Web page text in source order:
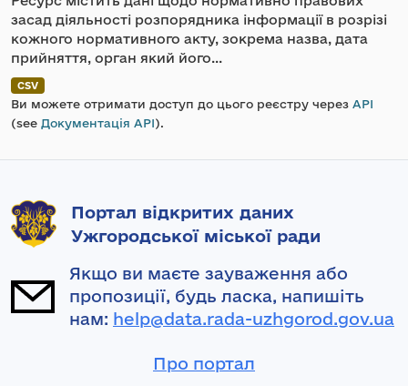
засад діяльності розпорядника інформації в розрізі
кожного нормативного акту, зокрема назва, дата
прийняття, орган який його...
CSV
Ви можете отримати доступ до цього реєстру через API
(see Документація API).
Портал відкритих даних
Ужгородської міської ради
Якщо ви маєте зауваження або
пропозиції, будь ласка, напишіть
нам: help@data.rada-uzhgorod.gov.ua
Про портал